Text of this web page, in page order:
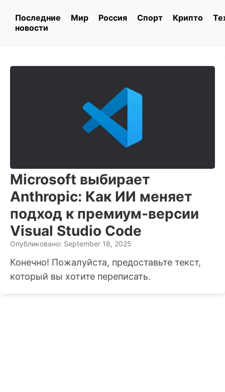
Последние
новости
Мир Россия Спорт Крипто
Microsoft выбирает
Anthropic: Как ИИ меняет
подход к премиум-версии
Visual Studio Code
Опубликовано: September 18, 2025
Конечно! Пожалуйста, предоставьте текст,
который вы хотите переписать.